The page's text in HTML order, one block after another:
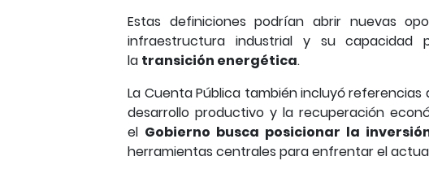
Estas definiciones podrían abrir nuevas
infraestructura industrial y su capacidad
la transición energética.
La Cuenta Pública también incluyó
desarrollo productivo y la recuperación
el Gobierno busca posicionar la
herramientas centrales para enfrentar el